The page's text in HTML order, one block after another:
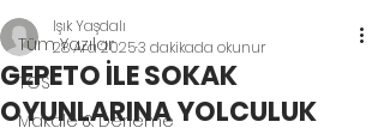
Tüm Yazılar
TOS
Makale & Derleme
GEPETO İLE SOKAK
OYUNLARINA YOLCULUK
Işık Yaşdalı
28 Ara 20253 dakikada okunur